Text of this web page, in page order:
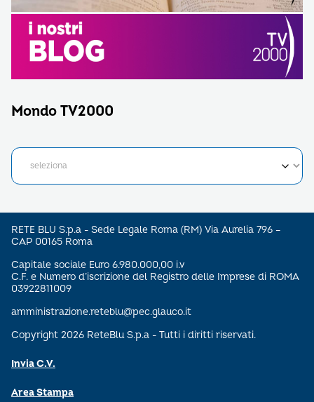
Mondo TV2000
RETE BLU S.p.a - Sede Legale Roma (RM) Via Aurelia 796 –
CAP 00165 Roma
Capitale sociale Euro 6.980.000,00 i.v
C.F. e Numero d’iscrizione del Registro delle Imprese di ROMA
03922811009
amministrazione.reteblu@pec.glauco.it
Copyright 2026 ReteBlu S.p.a - Tutti i diritti riservati.
Invia C.V.
Area Stampa